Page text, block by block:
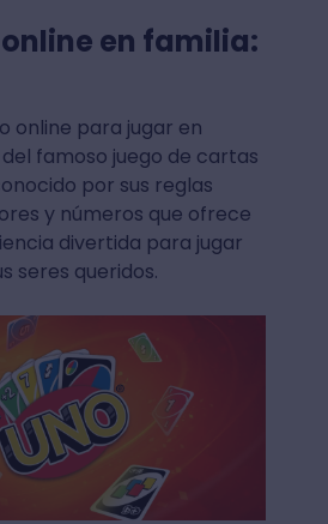
en familia:
online para jugar en
famoso juego de cartas
por sus reglas
y números que ofrece
divertida para jugar
seres queridos.